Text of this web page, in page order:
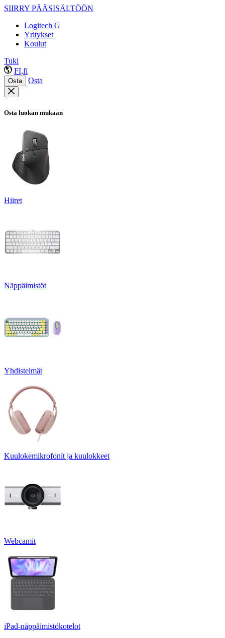
SIIRRY PÄÄSISÄLTÖÖN
Logitech G
Yritykset
Koulut
Tuki
FI,fi
Osta Osta
Osta luokan mukaan
Hiiret
Näppäimistöt
Yhdistelmät
Kuulokemikrofonit ja kuulokkeet
Webcamit
iPad-näppäimistökotelot